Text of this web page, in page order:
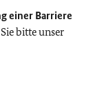
einer Barriere
bitte unser